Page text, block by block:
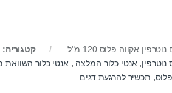
אקווה פלוס 120 מ"ל קטגוריה:
, אנטי כלור המלצה. , אנטי כלור השוואת
, תכשיר להרגעת דגים